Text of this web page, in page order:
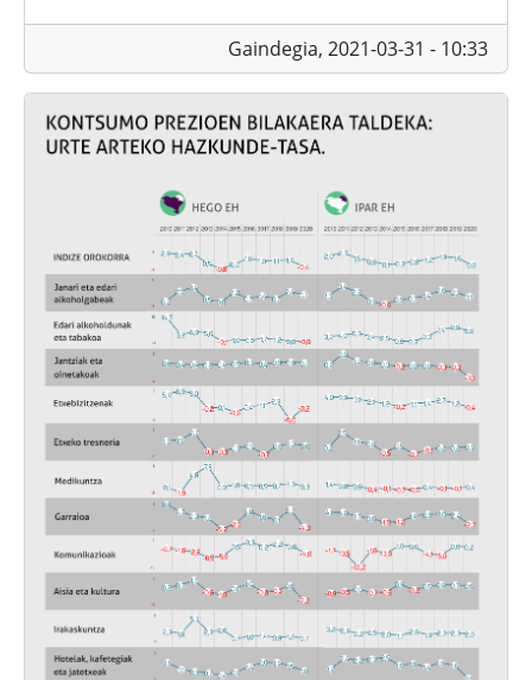
Gaindegia, 2021-03-31 - 10:33